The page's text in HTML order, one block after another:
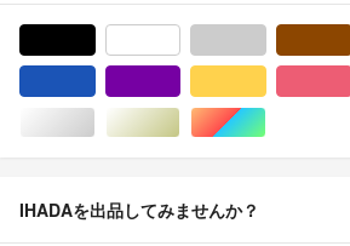
シルバー/銀色系ゴールド/金色系マルチカラー
IHADAを出品してみませんか？